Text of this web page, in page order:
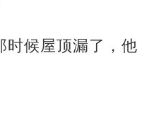
时候屋顶漏了，他